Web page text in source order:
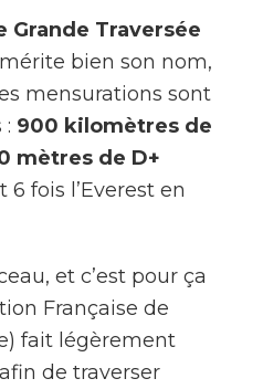
Grande Traversée
bien son nom,
mensurations sont
: 900 kilomètres de
mètres de D+
fois l’Everest en
et c’est pour ça
Française de
fait légèrement
de traverser